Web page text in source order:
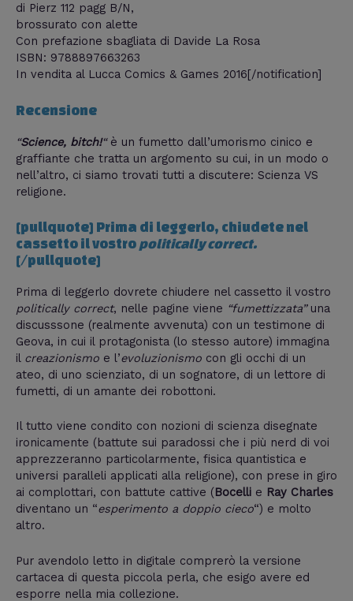
di Pierz 112 pagg B/N,
brossurato con alette
Con prefazione sbagliata di Davide La Rosa
ISBN: 9788897663263
In vendita al Lucca Comics & Games 2016[/notification]
Recensione
“Science, bitch!“è un fumetto dall’umorismo cinico e
graffiante che tratta un argomento su cui, in un modo o
nell’altro, ci siamo trovati tutti a discutere: Scienza VS
religione.
[pullquote] Prima di leggerlo, chiudete nel
cassetto il vostro politically correct.
[/pullquote]
Prima di leggerlo dovrete chiudere nel cassetto il vostro
politically correct, nelle pagine viene “fumettizzata”una
discusssone (realmente avvenuta) con un testimone di
Geova, in cui il protagonista (lo stesso autore) immagina
il creazionismo e l’evoluzionismo con gli occhi di un
ateo, di uno scienziato, di un sognatore, di un lettore di
fumetti, di un amante dei robottoni.
Il tutto viene condito con nozioni di scienza disegnate
ironicamente (battute sui paradossi che i più nerd di voi
apprezzeranno particolarmente, fisica quantistica e
universi paralleli applicati alla religione), con prese in giro
ai complottari, con battute cattive (Bocelli e Ray Charles
diventano un “esperimento a doppio cieco“) e molto
altro.
Pur avendolo letto in digitale comprerò la versione
cartacea di questa piccola perla, che esigo avere ed
esporre nella mia collezione.